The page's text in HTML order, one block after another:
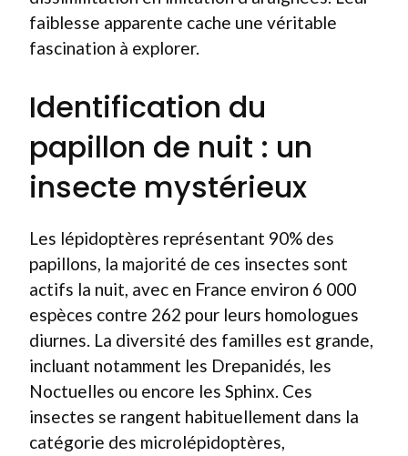
faiblesse apparente cache une véritable
fascination à explorer.
Identification du
papillon de nuit : un
insecte mystérieux
Les lépidoptères représentant 90% des
papillons, la majorité de ces insectes sont
actifs la nuit, avec en France environ 6 000
espèces contre 262 pour leurs homologues
diurnes. La diversité des familles est grande,
incluant notamment les Drepanidés, les
Noctuelles ou encore les Sphinx. Ces
insectes se rangent habituellement dans la
catégorie des microlépidoptères,